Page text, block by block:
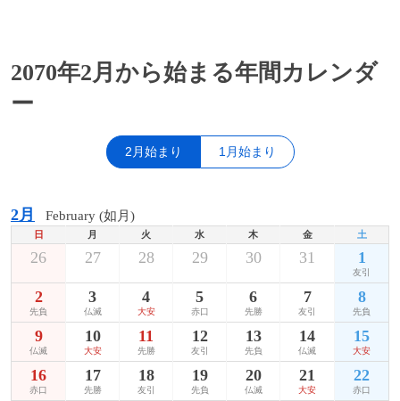
2070年2月から始まる年間カレンダ
ー
2月始まり 1月始まり
2月 February (如月)
日 月 火 水 木 金 土
26 27 28 29 30 31 1
友引
2
先負
3
仏滅
4
大安
5
赤口
6
先勝
7
友引
8
先負
9
仏滅
10
大安
11
先勝
12
友引
13
先負
14
仏滅
15
大安
16
赤口
17
先勝
18
友引
19
先負
20
仏滅
21
大安
22
赤口